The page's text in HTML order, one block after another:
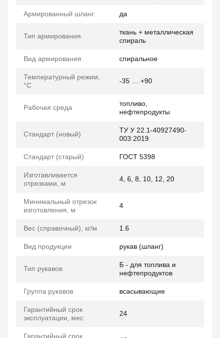
Армированный шланг да
Тип армирования
ткань + металлическая
спираль
Вид армирования спиральное
Температурный режим,
°C
-35 … +90
Рабочая среда
топливо,
нефтепродукты
Стандарт (новый)
ТУ У 22.1-40927490-
003:2019
Стандарт (старый) ГОСТ 5398
Изготавливается
отрезками, м
4, 6, 8, 10, 12, 20
Минимальный отрезок
изготовления, м
4
Вес (справочный), кг/м 1.6
Вид продукции рукав (шланг)
Тип рукавов
Б - для топлива и
нефтепродуктов
Группа рукавов всасывающие
Гарантийный срок
эксплуатации, мес
24
Гарантийный срок